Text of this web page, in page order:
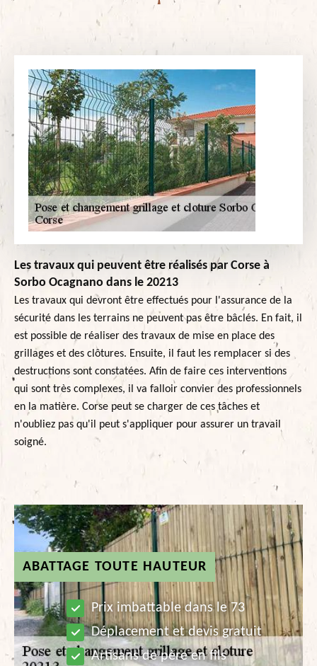
ABATTAGE TOUTE HAUTEUR
Prix imbattable dans le 73
Déplacement et devis gratuit
Artisans de père en fils
Les travaux qui peuvent être réalisés par Corse à
Sorbo Ocagnano dans le 20213
Les travaux qui devront être effectués pour l'assurance de la
sécurité dans les terrains ne peuvent pas être bâclés. En fait, il
est possible de réaliser des travaux de mise en place des
grillages et des clôtures. Ensuite, il faut les remplacer si des
destructions sont constatées. Afin de faire ces interventions
qui sont très complexes, il va falloir convier des professionnels
en la matière. Corse peut se charger de ces tâches et
n'oubliez pas qu'il peut s'appliquer pour assurer un travail
soigné.